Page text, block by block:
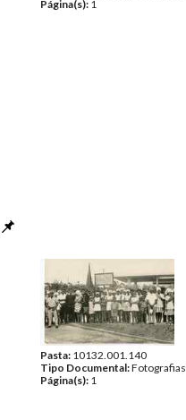
Página(s): 1
Pasta: 10132.001.140
Tipo Documental:Fotografias
Página(s): 1